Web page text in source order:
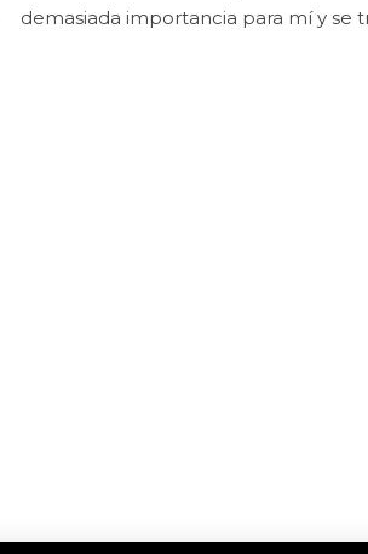
demasiada importancia para mí y se